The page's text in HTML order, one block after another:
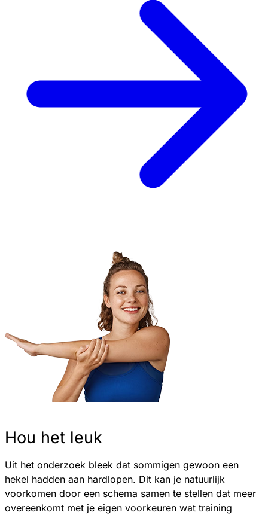
Hou het leuk
Uit het onderzoek bleek dat sommigen gewoon een
hekel hadden aan hardlopen. Dit kan je natuurlijk
voorkomen door een schema samen te stellen dat meer
overeenkomt met je eigen voorkeuren wat training